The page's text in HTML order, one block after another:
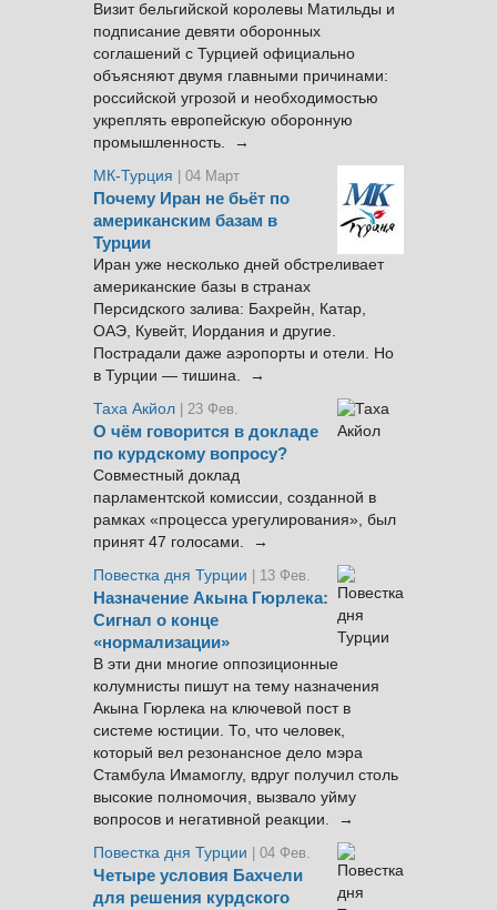
Визит бельгийской королевы Матильды и
подписание девяти оборонных
соглашений с Турцией официально
объясняют двумя главными причинами:
российской угрозой и необходимостью
укреплять европейскую оборонную
промышленность. →
МК-Турция
| 04 Март
Почему Иран не бьёт по
американским базам в
Турции
Иран уже несколько дней обстреливает
американские базы в странах
Персидского залива: Бахрейн, Катар,
ОАЭ, Кувейт, Иордания и другие.
Пострадали даже аэропорты и отели. Но
в Турции — тишина. →
Таха Акйол | 23 Фев.
О чём говорится в докладе
по курдскому вопросу?
Совместный доклад
парламентской комиссии, созданной в
рамках «процесса урегулирования», был
принят 47 голосами. →
Повестка дня Турции
| 13 Фев.
Назначение Акына Гюрлека:
Сигнал о конце
«нормализации»
В эти дни многие оппозиционные
колумнисты пишут на тему назначения
Акына Гюрлека на ключевой пост в
системе юстиции. То, что человек,
который вел резонансное дело мэра
Стамбула Имамоглу, вдруг получил столь
высокие полномочия, вызвало уйму
вопросов и негативной реакции. →
Повестка дня Турции
| 04 Фев.
Четыре условия Бахчели
для решения курдского